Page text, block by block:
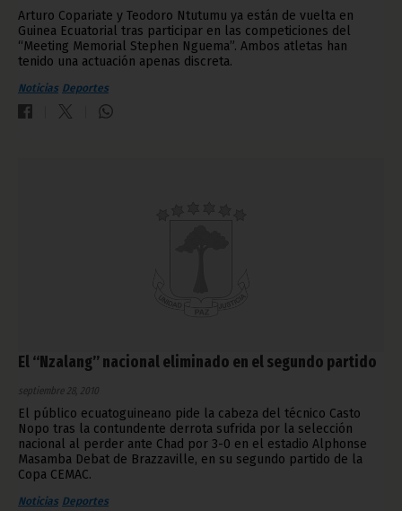
Arturo Copariate y Teodoro Ntutumu ya están de vuelta en
Guinea Ecuatorial tras participar en las competiciones del
“Meeting Memorial Stephen Nguema”. Ambos atletas han
tenido una actuación apenas discreta.
Noticias Deportes
El “Nzalang” nacional eliminado en el segundo partido
septiembre 28, 2010
El público ecuatoguineano pide la cabeza del técnico Casto
Nopo tras la contundente derrota sufrida por la selección
nacional al perder ante Chad por 3-0 en el estadio Alphonse
Masamba Debat de Brazzaville, en su segundo partido de la
Copa CEMAC.
Noticias Deportes